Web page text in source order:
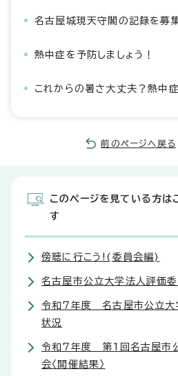
名古屋城現天守閣の記録を募
熱中症を予防しましょう！
これからの暑さ大丈夫？熱中
前のページへ戻る
このページを見ている方は
す
傍聴に行こう!(委員会編)
名古屋市公立大学法人評価
令和7年度 名古屋市公立大
状況
令和7年度 第1回名古屋市
会〈開催結果〉